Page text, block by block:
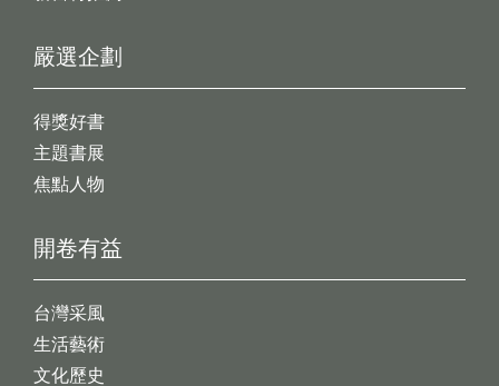
開卷有益
台灣采風
生活藝術
文化歷史
嚴選企劃
得獎好書
主題書展
焦點人物